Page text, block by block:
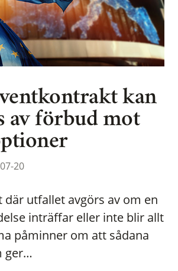
kan
av förbud mot
20
där utfallet avgörs av om en
inträffar eller inte blir allt
påminner om att sådana
ger…